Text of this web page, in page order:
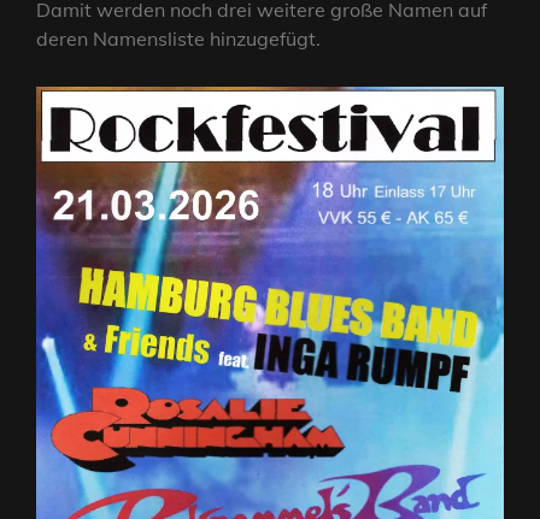
Damit werden noch drei weitere große Namen auf
deren Namensliste hinzugefügt.